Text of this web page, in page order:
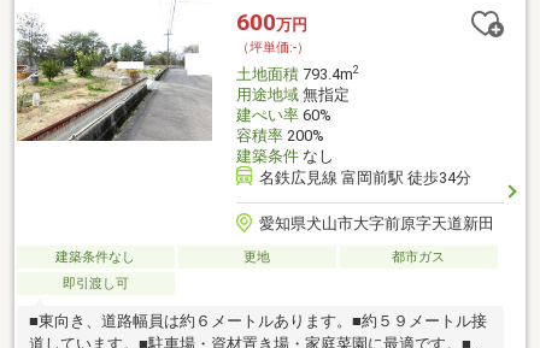
郎丸店 車で約9分・Vドラッグ羽黒店 車で約7分注文住宅や住
宅ローンのご相談、現地見学のご予約等いつでも承っておりま
す！お気軽にお問い合わせくださいませ♪
600万円
（坪単価:-）
土地面積793.4m2
用途地域無指定
建ぺい率60%
容積率200%
建築条件なし
名鉄広見線 富岡前駅 徒歩34分
愛知県犬山市大字前原字天道新田
建築条件なし 更地
都市ガス
即引渡し可
■東向き、道路幅員は約６メートルあります。■約５９メートル接
道しています。■駐車場・資材置き場・家庭菜園に最適です。■そ